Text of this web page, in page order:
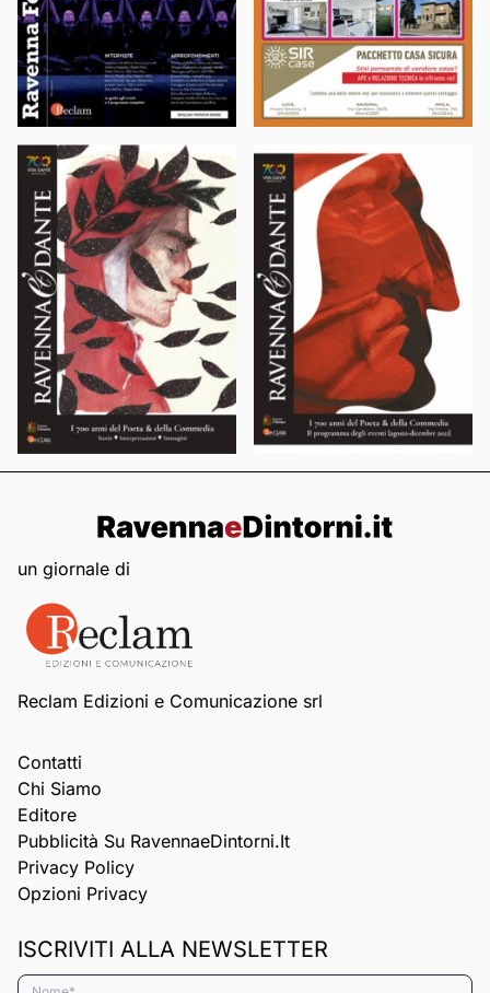
un giornale di
Reclam Edizioni e Comunicazione srl
Contatti
Chi Siamo
Editore
Pubblicità Su RavennaeDintorni.it
Privacy Policy
Opzioni Privacy
ISCRIVITI ALLA NEWSLETTER
Nome*